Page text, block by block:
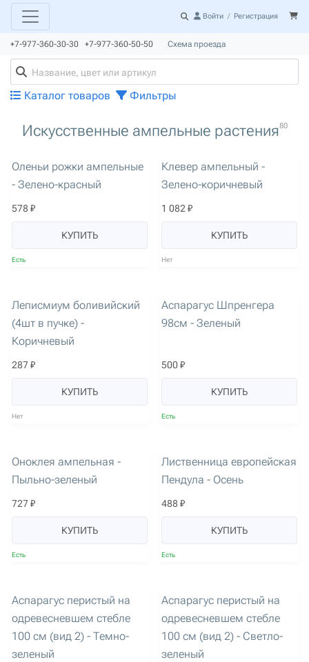
Войти / Регистрация
+7-977-360-30-30 +7-977-360-50-50 Схема проезда
Каталог товаров Фильтры
Искусственные ампельные растения80
Оленьи рожки ампельные
- Зелено-красный
578 ₽
КУПИТЬ
Есть
Клевер ампельный -
Зелено-коричневый
1 082 ₽
КУПИТЬ
Нет
Леписмиум боливийский
(4шт в пучке) -
Коричневый
287 ₽
КУПИТЬ
Нет
Аспарагус Шпренгера
98см - Зеленый
500 ₽
КУПИТЬ
Есть
Оноклея ампельная -
Пыльно-зеленый
727 ₽
КУПИТЬ
Есть
Лиственница европейская
Пендула - Осень
488 ₽
КУПИТЬ
Есть
Аспарагус перистый на
одревесневшем стебле
100 см (вид 2) - Темно-
зеленый
Аспарагус перистый на
одревесневшем стебле
100 см (вид 2) - Светло-
зеленый